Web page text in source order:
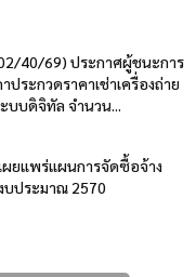
40/69) ประกาศผู้ชนะการ
ประกวดราคาเช่าเครื่องถ่าย
บบดิจิทัล จำนวน...
ผยแพร่แผนการจัดซื้อจ้าง
บประมาณ 2570